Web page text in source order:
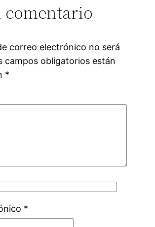
comentario
correo electrónico no será
campos obligatorios están
*
*